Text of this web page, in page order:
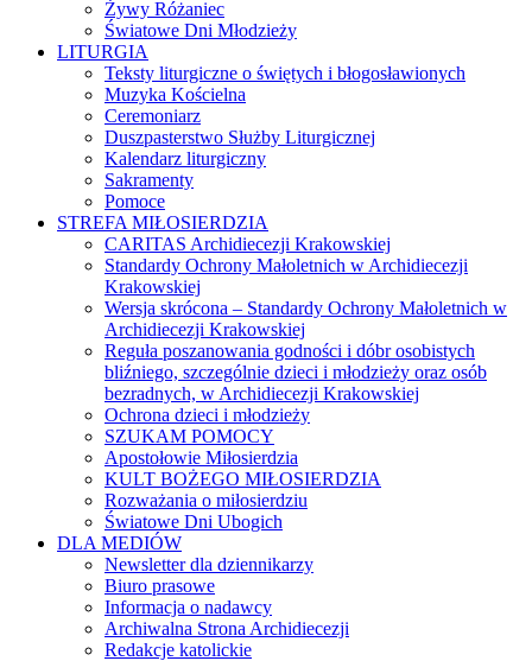
Żywy Różaniec
Światowe Dni Młodzieży
LITURGIA
Teksty liturgiczne o świętych i błogosławionych
Muzyka Kościelna
Ceremoniarz
Duszpasterstwo Służby Liturgicznej
Kalendarz liturgiczny
Sakramenty
Pomoce
STREFA MIŁOSIERDZIA
CARITAS Archidiecezji Krakowskiej
Standardy Ochrony Małoletnich w Archidiecezji
Krakowskiej
Wersja skrócona – Standardy Ochrony Małoletnich w
Archidiecezji Krakowskiej
Reguła poszanowania godności i dóbr osobistych
bliźniego, szczególnie dzieci i młodzieży oraz osób
bezradnych, w Archidiecezji Krakowskiej
Ochrona dzieci i młodzieży
SZUKAM POMOCY
Apostołowie Miłosierdzia
KULT BOŻEGO MIŁOSIERDZIA
Rozważania o miłosierdziu
Światowe Dni Ubogich
DLA MEDIÓW
Newsletter dla dziennikarzy
Biuro prasowe
Informacja o nadawcy
Archiwalna Strona Archidiecezji
Redakcje katolickie